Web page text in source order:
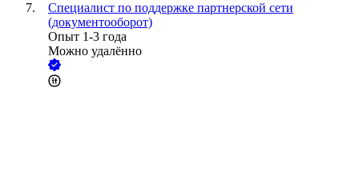
Специалист по поддержке партнерской сети
(документооборот)
Опыт 1-3 года
Можно удалённо